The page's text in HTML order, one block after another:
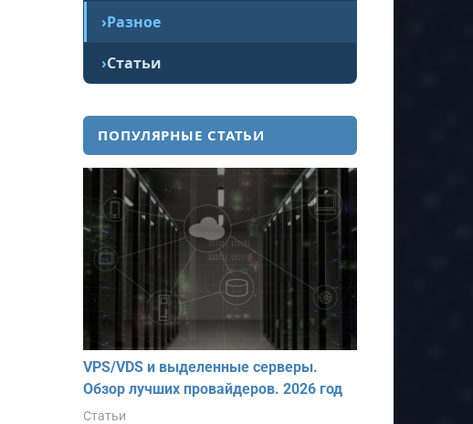
Разное
Статьи
ПОПУЛЯРНЫЕ СТАТЬИ
VPS/VDS и выделенные серверы.
Обзор лучших провайдеров. 2026 год
Статьи